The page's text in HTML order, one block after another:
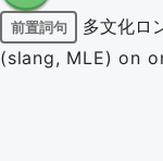
前置詞句 多文化ロ
(slang, MLE) on